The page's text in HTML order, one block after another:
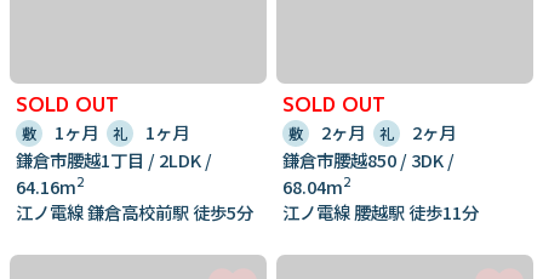
SOLD OUT
敷 1ヶ月 礼
1ヶ月
鎌倉市腰越1丁目 / 2LDK /
64.16m2
江ノ電線 鎌倉高校前駅 徒歩5分
SOLD OUT
敷 2ヶ月 礼
2ヶ月
鎌倉市腰越850 / 3DK /
68.04m2
江ノ電線 腰越駅 徒歩11分